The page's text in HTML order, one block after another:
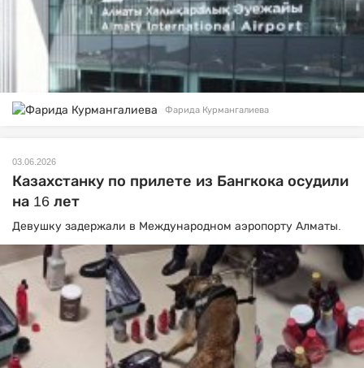
Фарида Курмангалиева
03.06.2026
Казахстанку по прилете из Бангкока осудили
на 16 лет
Девушку задержали в Международном аэропорту Алматы.